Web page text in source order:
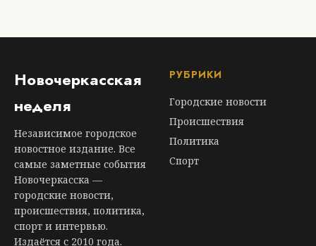
Новочеркасская
неделя
Независимое городское
новостное издание. Все
самые заметные события
Новочеркасска —
городские новости,
происшествия, политика,
спорт и интервью.
Издаётся с 2010 года.
РУБРИКИ
Городские новости
Происшествия
Политика
Спорт